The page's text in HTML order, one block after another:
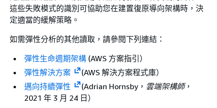
這些失敗模式的識別可協助您在建置復原導向架構時，決
定適當的緩解策略。
如需彈性分析的其他讀取，請參閱下列連結：
彈性生命週期架構 (AWS 方案指引）
彈性解決方案
(AWS 解決方案程式庫）
邁向持續彈性
(Adrian Hornsby， 雲端架構師，
2021 年 3 月 24 日）